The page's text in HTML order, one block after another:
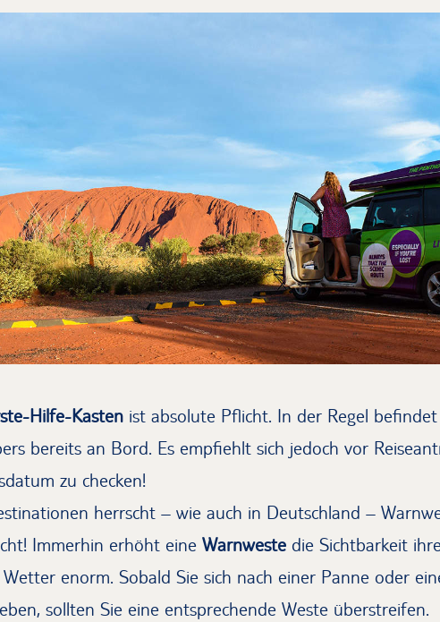
Champ Camper von Jucy mit Blick auf den Ayers
Hilfe-Kasten ist absolute Pflicht. In der Regel
bereits an Bord. Es empfiehlt sich jedoch vor
zu checken!
herrscht – wie auch in Deutschland –
Immerhin erhöht eine Warnweste die Sichtbarkeit
Wetter enorm. Sobald Sie sich nach einer Panne oder
sollten Sie eine entsprechende Weste überstreifen.